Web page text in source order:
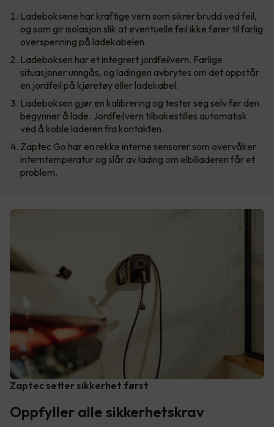
Ladeboksene har kraftige vern som sikrer brudd ved feil,
og som gir isolasjon slik at eventuelle feil ikke fører til farlig
overspenning på ladekabelen.
Ladeboksen har et integrert jordfeilvern. Farlige
situasjoner unngås, og ladingen avbrytes om det oppstår
en jordfeil på kjøretøy eller ladekabel.
Ladeboksen gjør en kalibrering og tester seg selv før den
begynner å lade. Jordfeilvern tilbakestilles automatisk
ved å koble laderen fra kontakten.
Zaptec Go har en rekke interne sensorer som overvåker
interntemperatur og slår av lading om elbilladeren får et
problem.
Zaptec setter sikkerhet først
Oppfyller alle sikkerhetskrav